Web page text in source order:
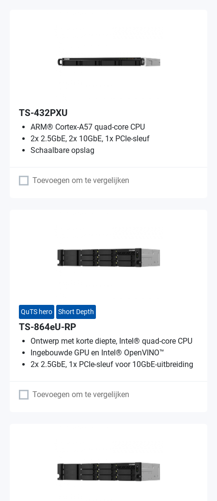
TS-432PXU
ARM® Cortex-A57 quad-core CPU
2x 2.5GbE, 2x 10GbE, 1x PCIe-sleuf
Schaalbare opslag
Toevoegen om te vergelijken
QuTS hero Short Depth
TS-864eU-RP
Ontwerp met korte diepte, Intel® quad-core CPU
Ingebouwde GPU en Intel® OpenVINO™
2x 2.5GbE, 1x PCIe-sleuf voor 10GbE-uitbreiding
Toevoegen om te vergelijken